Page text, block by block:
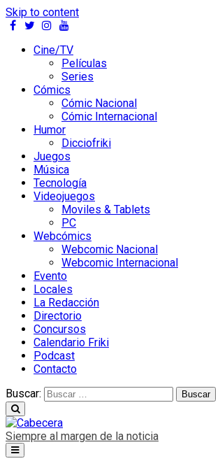
Skip to content
Cine/TV
Películas
Series
Cómics
Cómic Nacional
Cómic Internacional
Humor
Dicciofriki
Juegos
Música
Tecnología
Videojuegos
Moviles & Tablets
PC
Webcómics
Webcomic Nacional
Webcomic Internacional
Evento
Locales
La Redacción
Directorio
Concursos
Calendario Friki
Podcast
Contacto
Buscar:
Siempre al margen de la noticia